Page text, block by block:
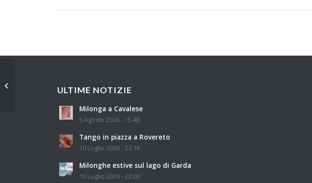
ULTIME NOTIZIE
Milonga a Cavalese
5 Agosto 2026 - 15:48
Tango in piazza a Rovereto
10 Luglio 2026 - 22:16
Milonghe estive sul lago di Garda
10 Luglio 2026 - 22:06